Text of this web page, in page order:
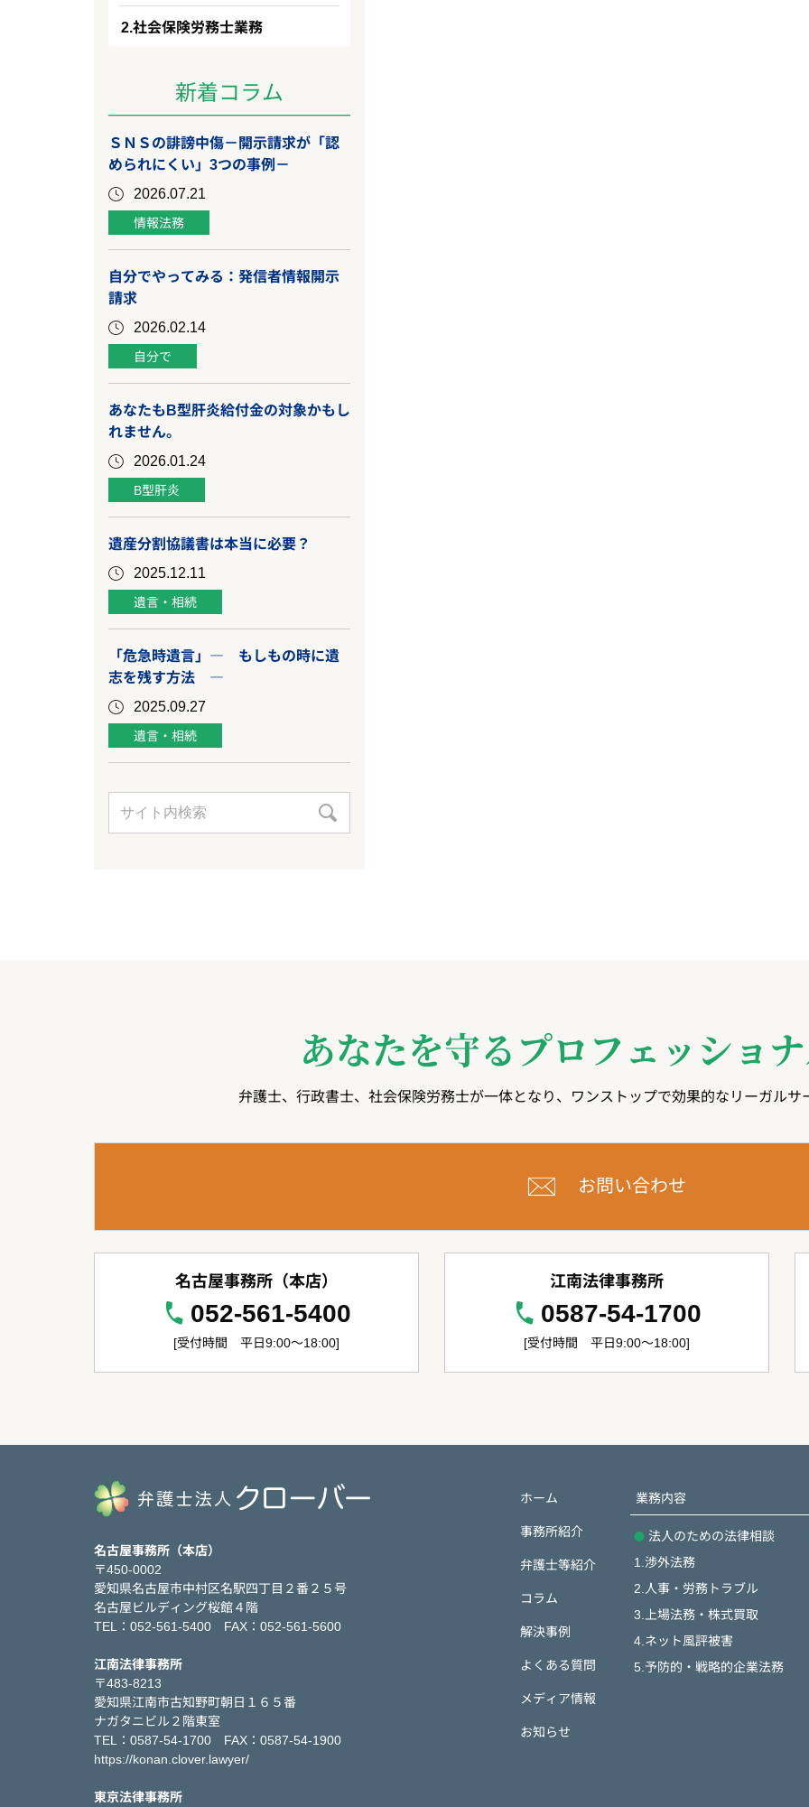
社会保険労務士業務
新着コラム
ＳＮＳの誹謗中傷－開示請求が「認
められにくい」3つの事例－
2026.07.21
情報法務
自分でやってみる：発信者情報開示
請求
2026.02.14
自分で
あなたもB型肝炎給付金の対象かもし
れません。
2026.01.24
B型肝炎
遺産分割協議書は本当に必要？
2025.12.11
遺言・相続
「危急時遺言」― もしもの時に遺
志を残す方法 ―
2025.09.27
遺言・相続
あなたを守るプロフェッショ
弁護士、行政書士、社会保険労務士が一体となり、ワンストップで効果的なリーガルサ
お問い合わせ
名古屋事務所（本店）
052-561-5400
[受付時間 平日9:00～18:00]
江南法律事務所
0587-54-1700
[受付時間 平日9:00～18:00]
名古屋事務所（本店）
〒450-0002
愛知県名古屋市中村区名駅四丁目２番２５号
名古屋ビルディング桜館４階
TEL：052-561-5400 FAX：052-561-5600
江南法律事務所
〒483-8213
愛知県江南市古知野町朝日１６５番
ナガタニビル２階東室
TEL：0587-54-1700 FAX：0587-54-1900
https://konan.clover.lawyer/
東京法律事務所
ホーム
事務所紹介
弁護士等紹介
コラム
解決事例
よくある質問
メディア情報
お知らせ
業務内容
法人のための法律相談
1.渉外法務
2.人事・労務トラブル
3.上場法務・株式買取
4.ネット風評被害
5.予防的・戦略的企業法務